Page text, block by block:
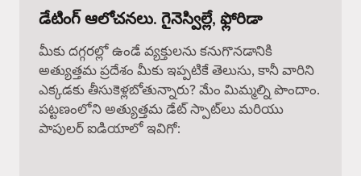
డేటింగ్ ఆలోచనలు. గైనెస్విల్లే, ఫ్లోరిడా
మీకు దగ్గరల్లో ఉండే వ్యక్తులను కనుగొనడానికి
అత్యుత్తమ ప్రదేశం మీకు ఇప్పటికే తెలుసు, కానీ వారిని
ఎక్కడకు తీసుకెళ్లబోతున్నారు? మేం మిమ్మల్ని పొందాం.
పట్టణంలోని అత్యుత్తమ డేట్ స్పాట్‌లు మరియు
పాపులర్ ఐడియాలో ఇవిగో: